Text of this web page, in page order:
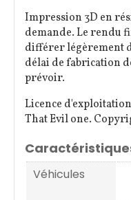
Impression 3D en
demande. Le rendu
différer légèrement
délai de fabrication
prévoir.
Licence
That Evil one.
Véhicules